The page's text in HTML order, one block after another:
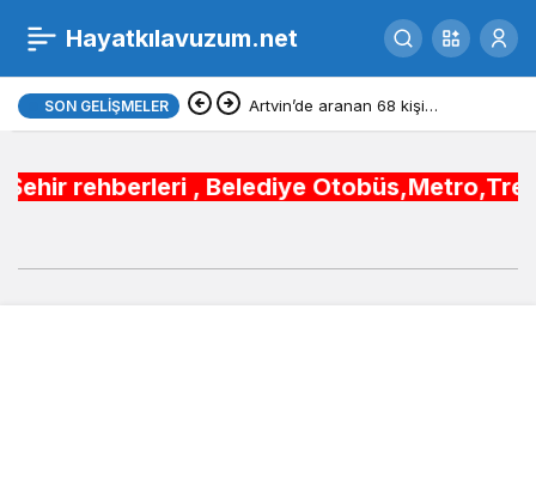
Hayatkılavuzum.net
SON GELIŞMELER Artvin’de aranan 68 kişi
, Belediye Otobüs,Metro,Tren
Samsun devlet
ilkokulları
0